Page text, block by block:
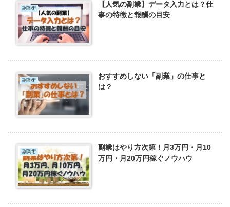
副業術
【人気の副業】データ入力とは？仕
事の特徴と報酬の目安
副業術
おすすめしない「副業」の仕事と
は？
副業術
副業はやり方次第！月3万円・月10
万円・月20万円稼ぐノウハウ